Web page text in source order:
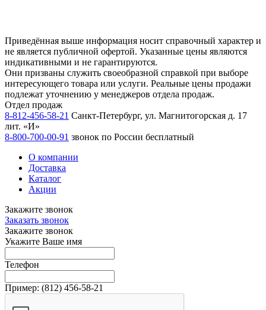
Приведённая выше информация носит справочный характер и
не является публичной офертой. Указанные цены являются
индикативными и не гарантируются.
Они призваны служить своеобразной справкой при выборе
интересующего товара или услуги. Реальные цены продажи
подлежат уточнению у менеджеров отдела продаж.
Отдел продаж
8-812-456-58-21 Санкт-Петербург, ул. Магнитогорская д. 17
лит. «И»
8-800-700-00-91 звонок по России бесплатный
О компании
Доставка
Каталог
Акции
Закажите звонок
Заказать звонок
Закажите звонок
Укажите Ваше имя
Телефон
Пример: (812) 456-58-21